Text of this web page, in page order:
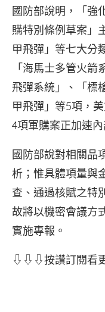
國防部說明，「強
購特別條例草案」
甲飛彈」等七大分
「海馬士多管火
飛彈系統」、「標
甲飛彈」等5項，
4項軍購案正加速內
國防部說對相關品
析；惟具體項量與
查、通過核賦之特
故將以機密會議方
實施專報。
⇩⇩⇩按讚訂閱看